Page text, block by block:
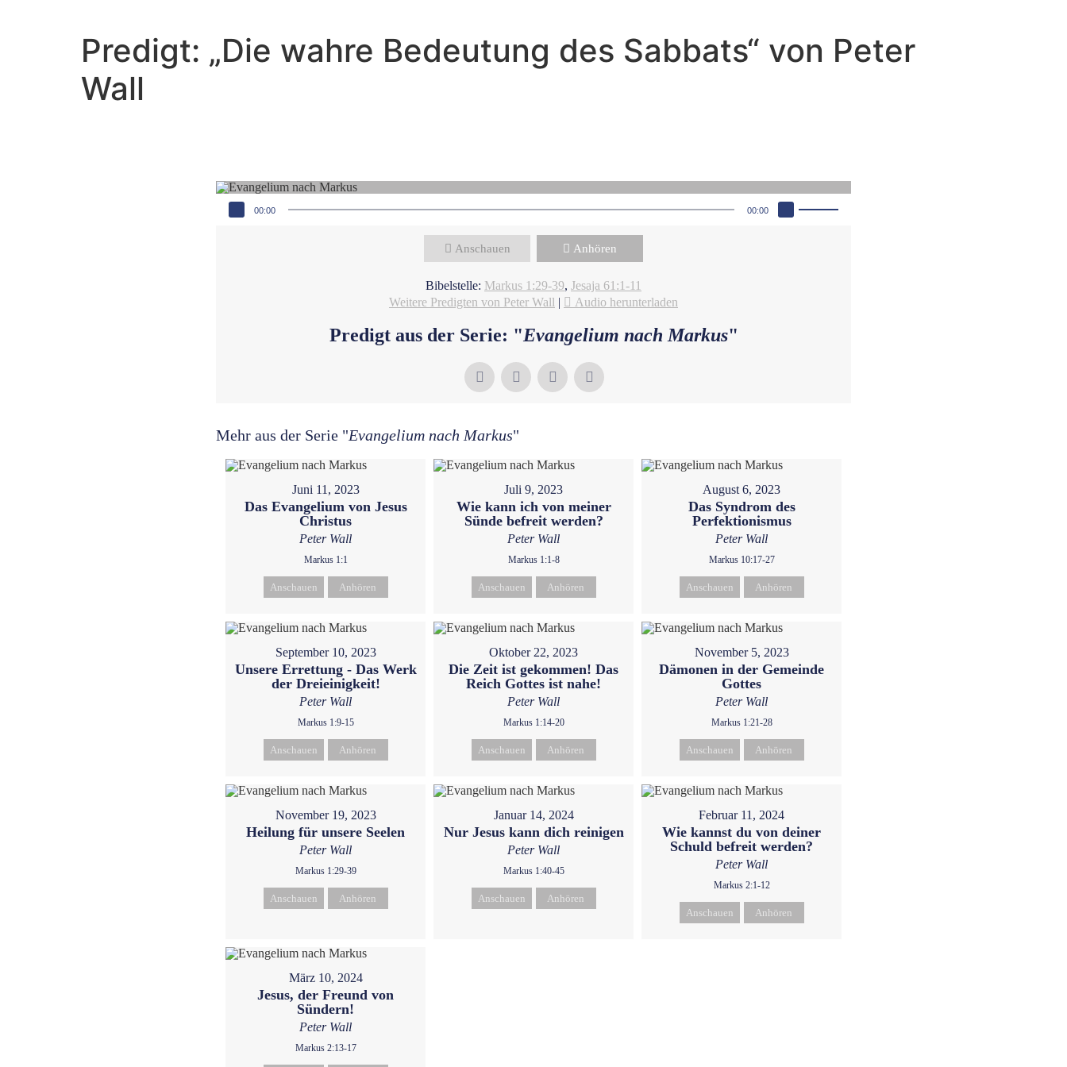
Predigt: „Die wahre Bedeutung des Sabbats“ von Peter
Wall
Audio-Player
00:00 00:00
Pfeiltasten Hoch/Runter benutzen, um die Lautstärke zu regeln.
Anschauen Anhören
Bibelstelle: Markus 1:29-39, Jesaja 61:1-11
Weitere Predigten von Peter Wall | Audio herunterladen
Predigt aus der Serie: "Evangelium nach Markus"
Mehr aus der Serie "Evangelium nach Markus"
Juni 11, 2023
Das Evangelium von Jesus
Christus
Peter Wall
Markus 1:1
Anschauen Anhören
Juli 9, 2023
Wie kann ich von meiner
Sünde befreit werden?
Peter Wall
Markus 1:1-8
Anschauen Anhören
August 6, 2023
Das Syndrom des
Perfektionismus
Peter Wall
Markus 10:17-27
Anschauen Anhören
September 10, 2023
Unsere Errettung - Das Werk
der Dreieinigkeit!
Peter Wall
Markus 1:9-15
Anschauen Anhören
Oktober 22, 2023
Die Zeit ist gekommen! Das
Reich Gottes ist nahe!
Peter Wall
Markus 1:14-20
Anschauen Anhören
November 5, 2023
Dämonen in der Gemeinde
Gottes
Peter Wall
Markus 1:21-28
Anschauen Anhören
November 19, 2023
Heilung für unsere Seelen
Peter Wall
Markus 1:29-39
Anschauen Anhören
Januar 14, 2024
Nur Jesus kann dich reinigen
Peter Wall
Markus 1:40-45
Anschauen Anhören
Februar 11, 2024
Wie kannst du von deiner
Schuld befreit werden?
Peter Wall
Markus 2:1-12
Anschauen Anhören
März 10, 2024
Jesus, der Freund von
Sündern!
Peter Wall
Markus 2:13-17